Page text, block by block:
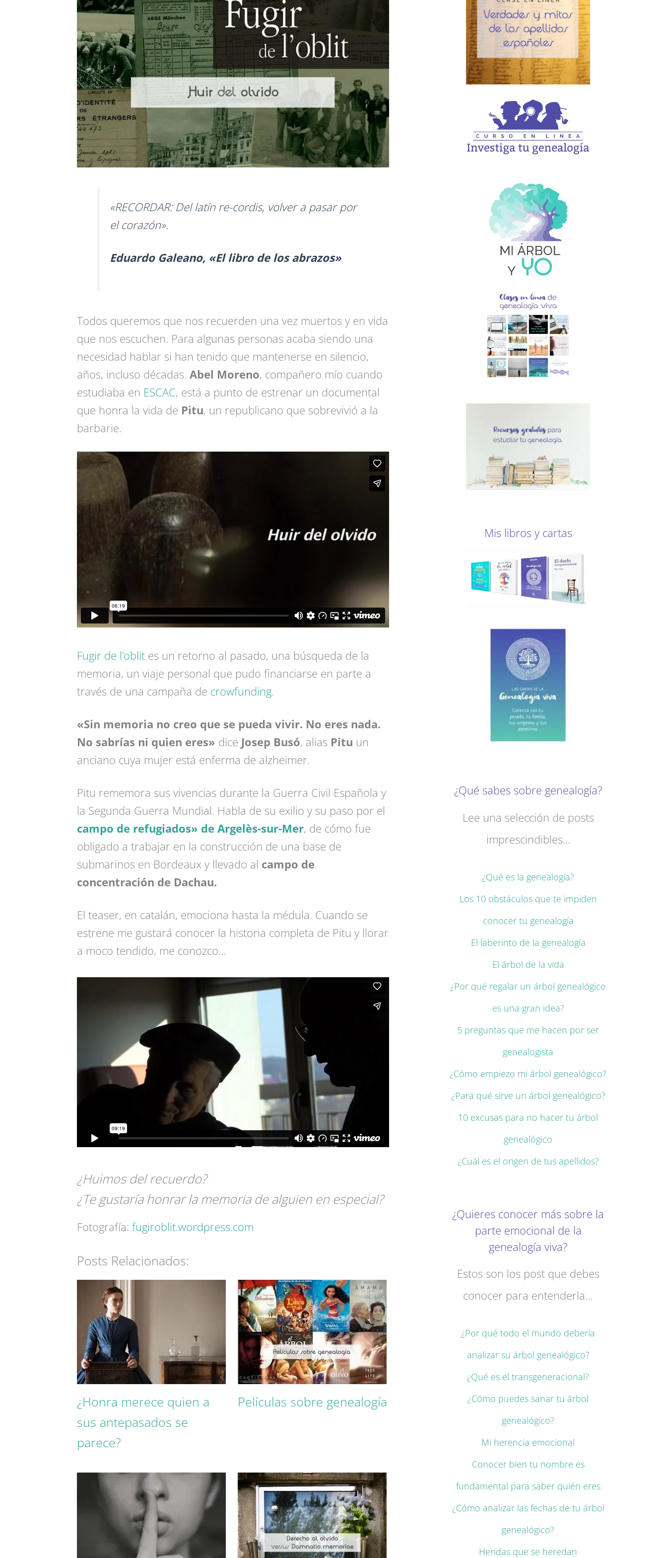
«RECORDAR: Del latín re-cordis, volver a pasar por
el corazón».
Eduardo Galeano, «El libro de los abrazos»
Todos queremos que nos recuerden una vez muertos y en vida
que nos escuchen. Para algunas personas acaba siendo una
necesidad hablar si han tenido que mantenerse en silencio,
años, incluso décadas. Abel Moreno, compañero mío cuando
estudiaba en ESCAC, está a punto de estrenar un documental
que honra la vida de Pitu, un republicano que sobrevivió a la
barbarie.
Fugir de l’oblit es un retorno al pasado, una búsqueda de la
memoria, un viaje personal que pudo financiarse en parte a
través de una campaña de crowfunding.
«Sin memoria no creo que se pueda vivir. No eres nada.
No sabrías ni quien eres» dice Josep Busó, alias Pitu un
anciano cuya mujer está enferma de alzheimer.
Pitu rememora sus vivencias durante la Guerra Civil Española y
la Segunda Guerra Mundial. Habla de su exilio y su paso por el
campo de refugiados» de Argelès-sur-Mer, de cómo fue
obligado a trabajar en la construcción de una base de
submarinos en Bordeaux y llevado al campo de
concentración de Dachau.
El teaser, en catalán, emociona hasta la médula. Cuando se
estrene me gustará conocer la historia completa de Pitu y llorar
a moco tendido, me conozco…
¿Huimos del recuerdo?
¿Te gustaría honrar la memoria de alguien en especial?
Fotografía: fugiroblit.wordpress.com
Posts Relacionados:
¿Honra merece quien a
sus antepasados se
parece?
Películas sobre genealogía
Mis libros y cartas
¿Qué sabes sobre genealogía?
Lee una selección de posts
imprescindibles...
¿Qué es la genealogía?
Los 10 obstáculos que te impiden
conocer tu genealogía
El laberinto de la genealogía
El árbol de la vida
¿Por qué regalar un árbol genealógico
es una gran idea?
5 preguntas que me hacen por ser
genealogista
¿Cómo empiezo mi árbol genealógico?
¿Para qué sirve un árbol genealógico?
10 excusas para no hacer tu árbol
genealógico
¿Cuál es el origen de tus apellidos?
¿Quieres conocer más sobre la
parte emocional de la
genealogía viva?
Estos son los post que debes
conocer para entenderla…
¿Por qué todo el mundo debería
analizar su árbol genealógico?
¿Qué es el transgeneracional?
¿Cómo puedes sanar tu árbol
genealógico?
Mi herencia emocional
Conocer bien tu nombre es
fundamental para saber quién eres
¿Cómo analizar las fechas de tu árbol
genealógico?
Heridas que se heredan